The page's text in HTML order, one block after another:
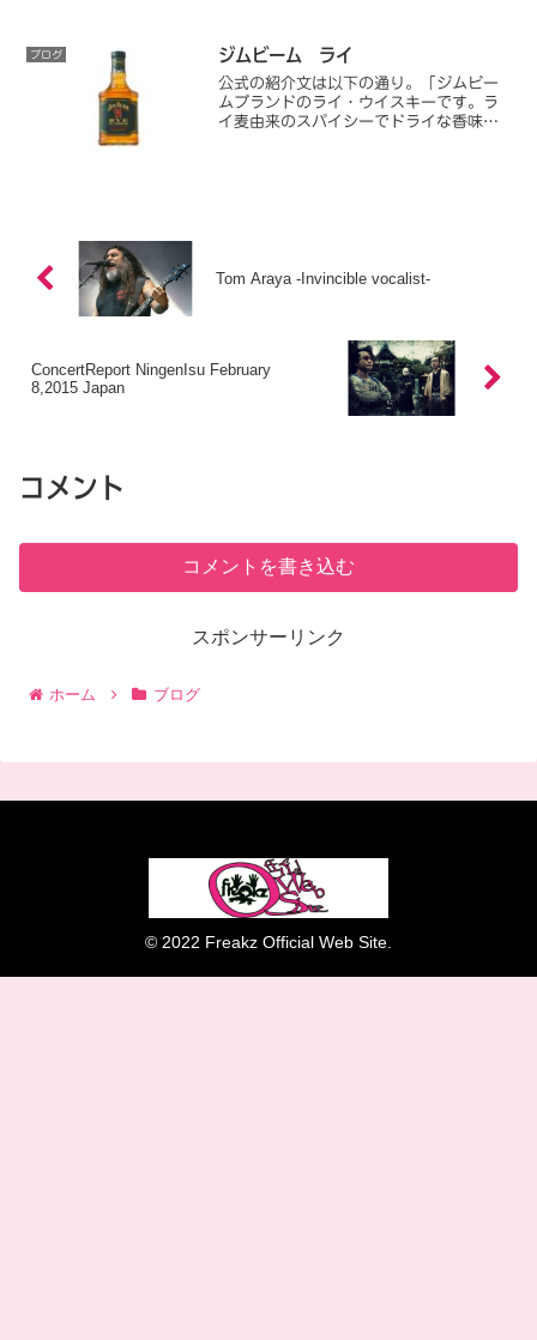
なんとか前方エリアに突っ込む。人人人
の圧迫感。これ、ラ...
ブログ ジムビーム ライ
公式の紹介文は以下の通り。「ジムビー
ムブランドのライ・ウイスキーです。ラ
イ麦由来のスパイシーでドライな香味を
Tom Araya -Invincible vocalist-
ConcertReport NingenIsu February
8,2015 Japan
コメント
コメントを書き込む
スポンサーリンク
ホーム ブログ
© 2022 Freakz Official Web Site.